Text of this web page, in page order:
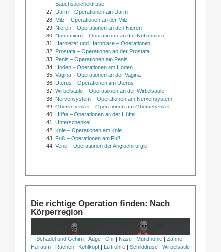
Bauchspeicheldrüse
Darm – Operationen am Darm
Milz – Operationen an der Milz
Nieren – Operationen an den Nieren
Nebenniere – Operationen an der Nebenniere
Harnleiter und Harnblase – Operationen
Prostata – Operationen an der Prostata
Penis – Operationen am Penis
Hoden – Operationen am Hoden
Vagina – Operationen an der Vagina
Uterus – Operationen am Uterus
Wirbelsäule – Operationen an der Wirbelsäule
Nervensystem – Operationen am Nervensystem
Oberschenkel – Operationen am Oberschenkel
Hüfte – Operationen an der Hüfte
Unterschenkel
Knie – Operationen am Knie
Fuß – Operationen am Fuß
Vene – Operationen der Angiochirurgie
Die richtige Operation finden: Nach
Körperregion
Schädel und Gehirn| Auge| Ohr| Nase| Mundhöhle| Zähne|
Halraum
Rachen Kehlkopf Luftröhre Schilddrüse Wirbelsäule